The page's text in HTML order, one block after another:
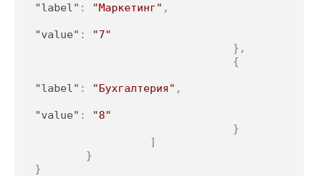
"label" : "Маркетинг" ,
"value" :
"7"
} ,
{
"label" : "Бухгалтерия" ,
"value" :
"8"
}
]
}
}